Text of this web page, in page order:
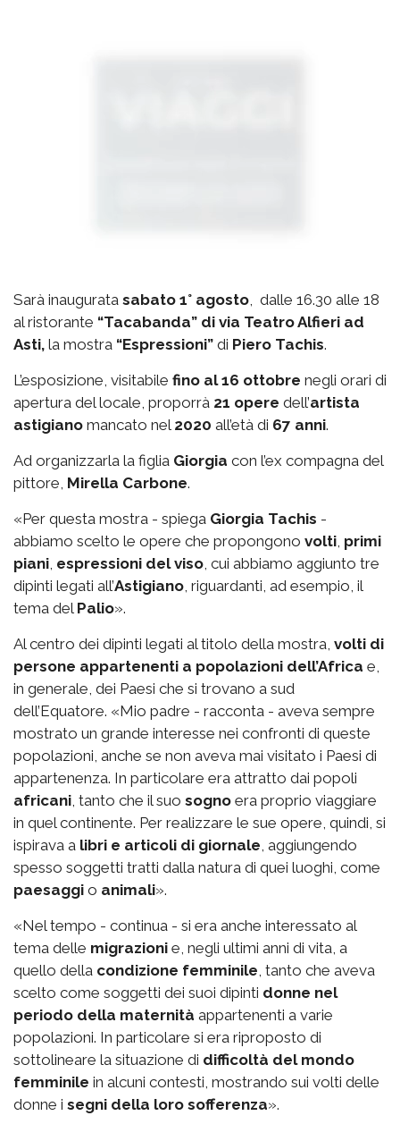
Sarà inaugurata sabato 1° agosto, dalle 16.30 alle 18
al ristorante “Tacabanda” di via Teatro Alfieri ad
Asti, la mostra “Espressioni” di Piero Tachis.
L’esposizione, visitabile fino al 16 ottobre negli orari di
apertura del locale, proporrà 21 opere dell’artista
astigiano mancato nel 2020 all’età di 67 anni.
Ad organizzarla la figlia Giorgia con l’ex compagna del
pittore, Mirella Carbone.
«Per questa mostra - spiega Giorgia Tachis -
abbiamo scelto le opere che propongono volti, primi
piani, espressioni del viso, cui abbiamo aggiunto tre
dipinti legati all’Astigiano, riguardanti, ad esempio, il
tema del Palio».
Al centro dei dipinti legati al titolo della mostra, volti di
persone appartenenti a popolazioni dell’Africa e,
in generale, dei Paesi che si trovano a sud
dell’Equatore. «Mio padre - racconta - aveva sempre
mostrato un grande interesse nei confronti di queste
popolazioni, anche se non aveva mai visitato i Paesi di
appartenenza. In particolare era attratto dai popoli
africani, tanto che il suo sogno era proprio viaggiare
in quel continente. Per realizzare le sue opere, quindi, si
ispirava a libri e articoli di giornale, aggiungendo
spesso soggetti tratti dalla natura di quei luoghi, come
paesaggi o animali».
«Nel tempo - continua - si era anche interessato al
tema delle migrazioni e, negli ultimi anni di vita, a
quello della condizione femminile, tanto che aveva
scelto come soggetti dei suoi dipinti donne nel
periodo della maternità appartenenti a varie
popolazioni. In particolare si era riproposto di
sottolineare la situazione di difficoltà del mondo
femminile in alcuni contesti, mostrando sui volti delle
donne i segni della loro sofferenza».